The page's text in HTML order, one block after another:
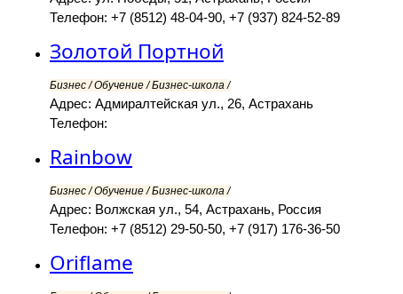
Телефон: +7 (8512) 48-04-90, +7 (937) 824-52-89
Золотой Портной
Бизнес / Обучение / Бизнес-школа /
Адрес: Адмиралтейская ул., 26, Астрахань
Телефон:
Rainbow
Бизнес / Обучение / Бизнес-школа /
Адрес: Волжская ул., 54, Астрахань, Россия
Телефон: +7 (8512) 29-50-50, +7 (917) 176-36-50
Oriflame